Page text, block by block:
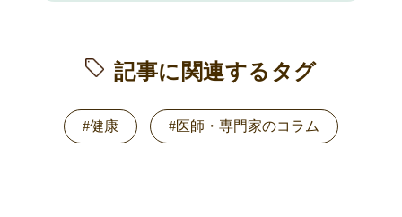
記事に関連するタグ
#健康 #医師・専門家のコラム